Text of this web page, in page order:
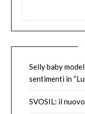
Selly baby
sentimenti in
SVOSIL: il